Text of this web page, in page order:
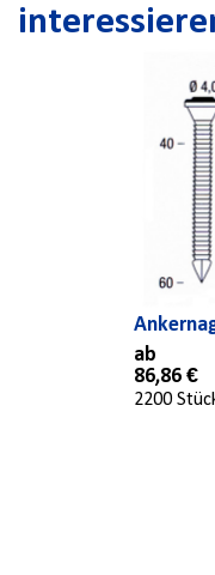
ab
86,86 €
2200